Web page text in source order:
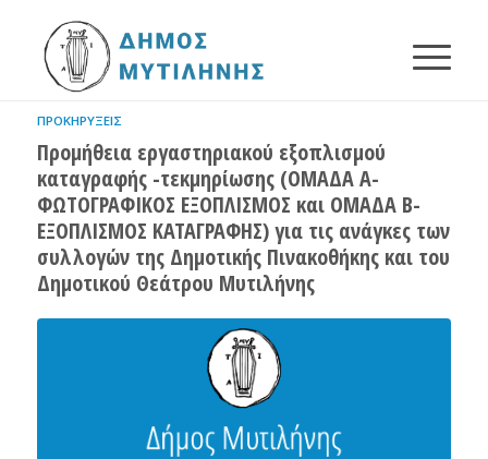
ΠΡΟΚΗΡΎΞΕΙΣ
Προμήθεια εργαστηριακού εξοπλισμού
καταγραφής -τεκμηρίωσης (ΟΜΑΔΑ Α-
ΦΩΤΟΓΡΑΦΙΚΟΣ ΕΞΟΠΛΙΣΜΟΣ και ΟΜΑΔΑ Β-
ΕΞΟΠΛΙΣΜΟΣ ΚΑΤΑΓΡΑΦΗΣ) για τις ανάγκες των
συλλογών της Δημοτικής Πινακοθήκης και του
Δημοτικού Θεάτρου Μυτιλήνης